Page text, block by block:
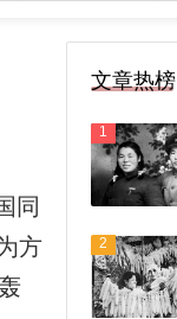
同
方
文章热榜
1
2